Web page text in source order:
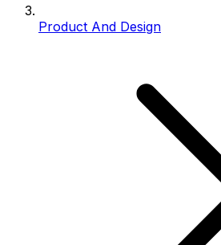
Product And Design